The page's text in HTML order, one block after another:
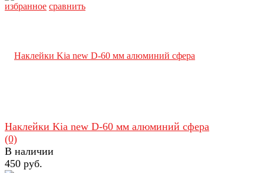
избранное сравнить
Наклейки Kia new D-60 мм алюминий сфера
(0)
В наличии
450 руб.